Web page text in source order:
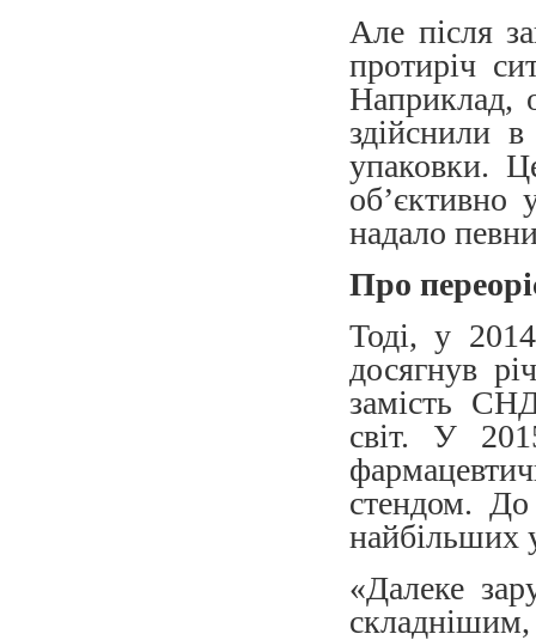
Але після
протиріч
Наприклад,
здійснили
упаковки.
об’єктивно
надало
Про
Тоді, у
досягнув
замість
світ. У
стендом. До
найбільших
«Далеке